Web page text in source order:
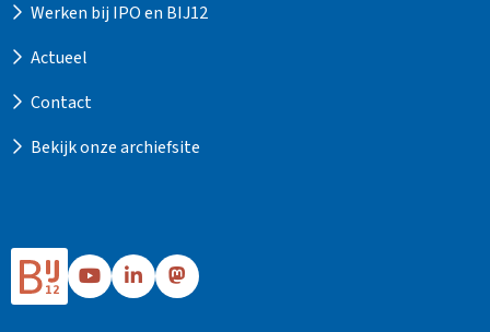
Werken bij IPO en BIJ12
Actueel
Contact
Bekijk onze archiefsite
Ga
naar
Ga
naar
Ga
naar